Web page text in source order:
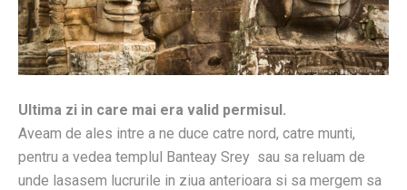
Ultima zi in care mai era valid permisul.
Aveam de ales intre a ne duce catre nord, catre munti,
pentru a vedea templul Banteay Srey sau sa reluam de
unde lasasem lucrurile in ziua anterioara si sa mergem sa